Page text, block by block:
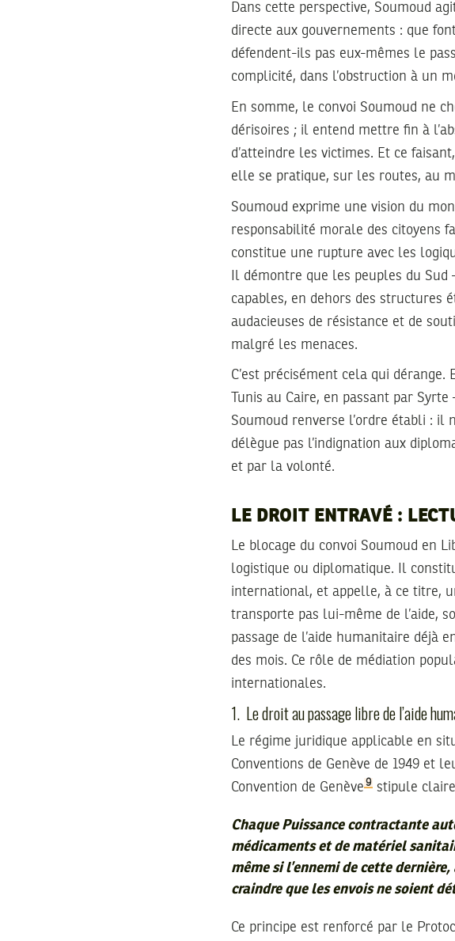
Dans cette perspective, Soumoud
directe aux gouvernements : que
défendent-ils pas eux-mêmes le
complicité, dans l’obstruction à un
En somme, le convoi Soumoud ne
dérisoires ; il entend mettre fin à
d’atteindre les victimes. Et ce
elle se pratique, sur les routes, au
Soumoud exprime une vision du
responsabilité morale des citoyens
constitue une rupture avec les
Il démontre que les peuples du Sud
capables, en dehors des structures
audacieuses de résistance et de
malgré les menaces.
C’est précisément cela qui
Tunis au Caire, en passant par
Soumoud renverse l’ordre établi : il
délègue pas l’indignation aux
et par la volonté.
LE DROIT ENTRAVÉ :
Le blocage du convoi Soumoud en
logistique ou diplomatique. Il
international, et appelle, à ce titre,
transporte pas lui-même de l’aide,
passage de l’aide humanitaire déjà
des mois. Ce rôle de médiation
internationales.
1. Le droit au passage libre de l’aide
Le régime juridique applicable en
Conventions de Genève de 1949 et
Convention de Genève 9 stipule
Chaque Puissance contractante
médicaments et de matériel
même si l’ennemi de cette
craindre que les envois ne soient
Ce principe est renforcé par le